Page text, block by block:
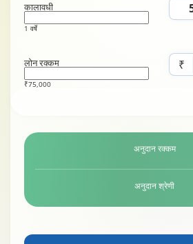
कालावधी
1 वर्षे
लोन रक्कम ₹
₹75,000
अनुदान रक्कम
अनुदान श्रेणी